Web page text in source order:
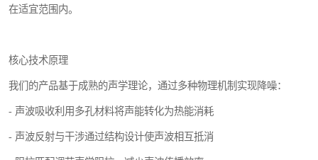
在适宜范围内。
核心技术原理
我们的产品基于成熟的声学理论，通过多种物理机制实现降噪：
- 声波吸收利用多孔材料将声能转化为热能消耗
- 声波反射与干涉通过结构设计使声波相互抵消